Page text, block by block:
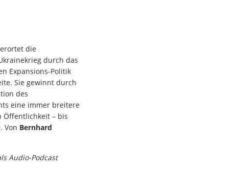
die
durch das
Expansions-Politik
Sie gewinnt durch
des
eine immer breitere
Öffentlichkeit – bis
Von Bernhard
Audio-Podcast